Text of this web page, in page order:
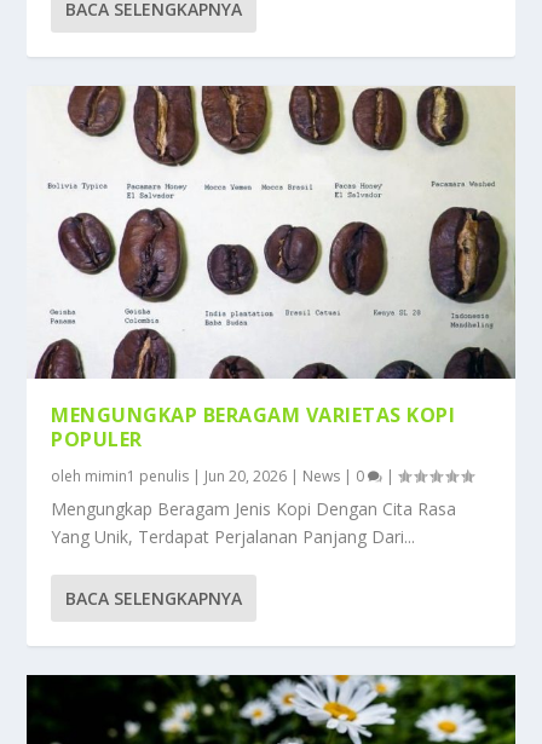
BACA SELENGKAPNYA
MENGUNGKAP BERAGAM VARIETAS KOPI
POPULER
oleh mimin1 penulis | Jun 20, 2026 | News | 0 |
Mengungkap Beragam Jenis Kopi Dengan Cita Rasa
Yang Unik, Terdapat Perjalanan Panjang Dari...
BACA SELENGKAPNYA